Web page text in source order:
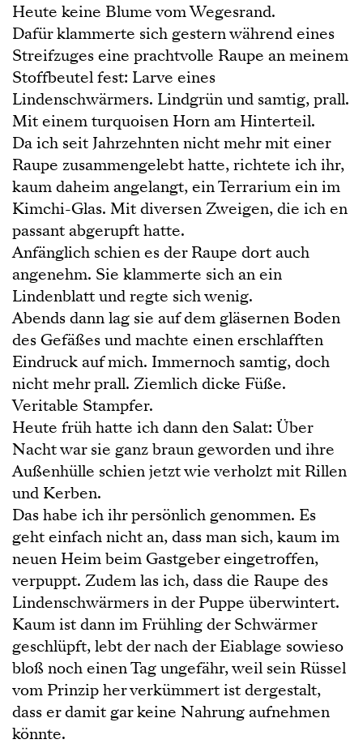
Heute keine Blume vom Wegesrand.
Dafür klammerte sich gestern während eines
Streifzuges eine prachtvolle Raupe an meinem
Stoffbeutel fest: Larve eines
Lindenschwärmers. Lindgrün und samtig, prall.
Mit einem turquoisen Horn am Hinterteil.
Da ich seit Jahrzehnten nicht mehr mit einer
Raupe zusammengelebt hatte, richtete ich ihr,
kaum daheim angelangt, ein Terrarium ein im
Kimchi-Glas. Mit diversen Zweigen, die ich en
passant abgerupft hatte.
Anfänglich schien es der Raupe dort auch
angenehm. Sie klammerte sich an ein
Lindenblatt und regte sich wenig.
Abends dann lag sie auf dem gläsernen Boden
des Gefäßes und machte einen erschlafften
Eindruck auf mich. Immernoch samtig, doch
nicht mehr prall. Ziemlich dicke Füße.
Veritable Stampfer.
Heute früh hatte ich dann den Salat: Über
Nacht war sie ganz braun geworden und ihre
Außenhülle schien jetzt wie verholzt mit Rillen
und Kerben.
Das habe ich ihr persönlich genommen. Es
geht einfach nicht an, dass man sich, kaum im
neuen Heim beim Gastgeber eingetroffen,
verpuppt. Zudem las ich, dass die Raupe des
Lindenschwärmers in der Puppe überwintert.
Kaum ist dann im Frühling der Schwärmer
geschlüpft, lebt der nach der Eiablage sowieso
bloß noch einen Tag ungefähr, weil sein Rüssel
vom Prinzip her verkümmert ist dergestalt,
dass er damit gar keine Nahrung aufnehmen
könnte.